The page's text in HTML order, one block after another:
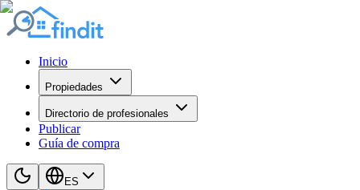
Inicio
Propiedades
Directorio de profesionales
Publicar
Guía de compra
ES